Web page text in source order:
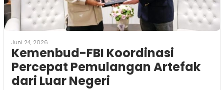
Juni 24, 2026
Kemenbud-FBI Koordinasi
Percepat Pemulangan Artefak
dari Luar Negeri